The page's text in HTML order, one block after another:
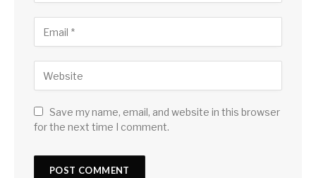
Save my name, email, and website in this browser
for the next time I comment.